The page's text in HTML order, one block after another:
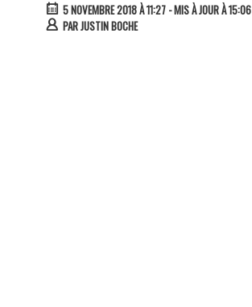
5 NOVEMBRE 2018 À 11:27- MIS À JOUR À 15:06
PARJUSTIN BOCHE